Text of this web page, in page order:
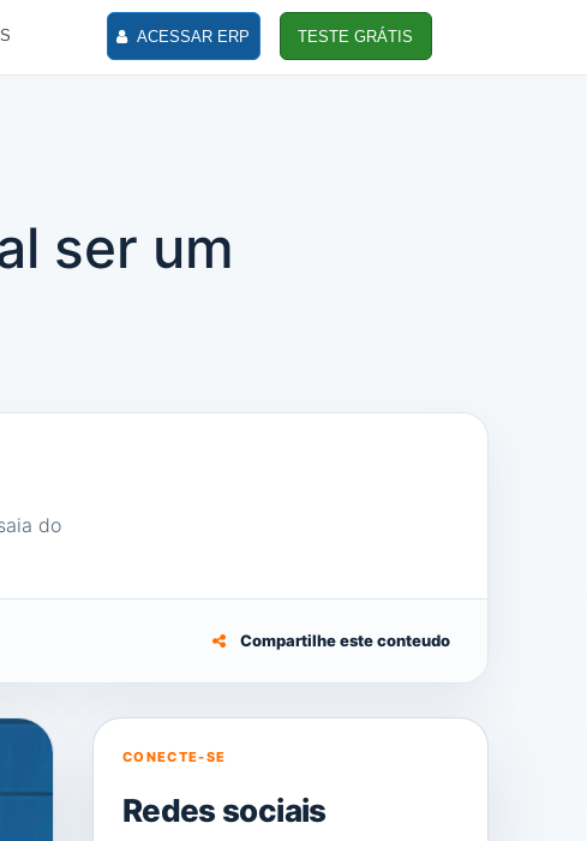
ACESSAR ERP TESTE GRÁTIS
ser um
do
Compartilhe este conteudo
CONECTE-SE
Redes sociais